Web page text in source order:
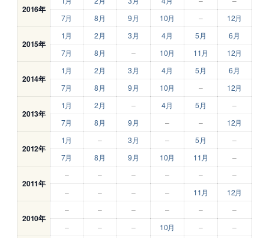
2016年
7月
8月 9月 10月 – 12月
2015年
1月 2月 3月 4月 5月
6月
7月
8月 – 10月 11月 12月
2014年
1月 2月 3月 4月 5月
6月
7月
8月 9月 10月 – 12月
2013年
1月 2月 – 4月 5月
–
7月
8月 9月 – – 12月
2012年
1月 – 3月 – 5月
–
7月
8月 9月 10月 11月 –
2011年
– – – – –
–
–
– – – 11月 12月
2010年
– – – – –
–
–
– – 10月 – –